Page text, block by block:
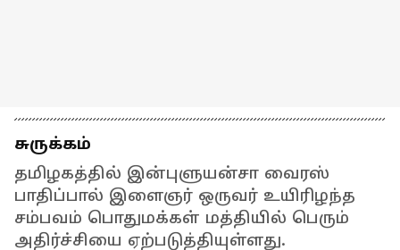
சுருக்கம்
தமிழகத்தில் இன்புளுயன்சா வைரஸ்
பாதிப்பால் இளைஞர் ஒருவர் உயிரிழந்த
சம்பவம் பொதுமக்கள் மத்தியில் பெரும்
அதிர்ச்சியை ஏற்படுத்தியுள்ளது.